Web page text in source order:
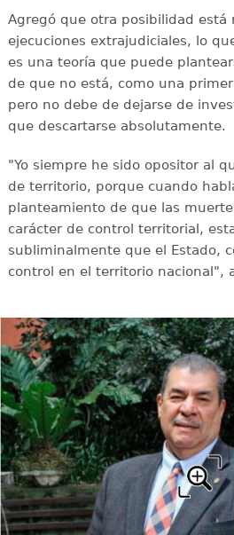
Agregó que otra posibilidad está
ejecuciones extrajudiciales, lo
es una teoría que puede
de que no está, como una
pero no debe de dejarse de
que descartarse absolutamente.
"Yo siempre he sido opositor al
de territorio, porque cuando
planteamiento de que las
carácter de control territorial,
subliminalmente que el Estado,
control en el territorio nacional",